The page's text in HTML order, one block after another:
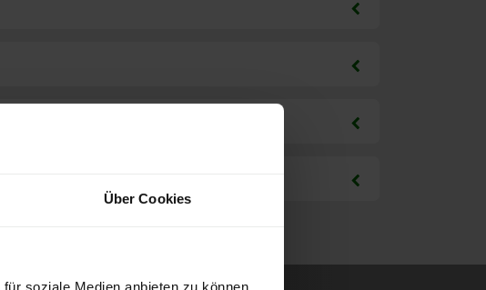
Über Cookies
soziale Medien anbieten zu können